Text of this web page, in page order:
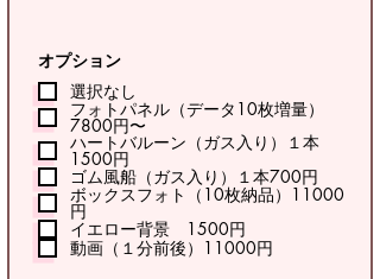
オプション
選択なし
フォトパネル（データ10枚増量）
7800円〜
ハートバルーン（ガス入り）１本
1500円
ゴム風船（ガス入り）１本700円
ボックスフォト（10枚納品）11000
円
イエロー背景 1500円
動画（１分前後）11000円